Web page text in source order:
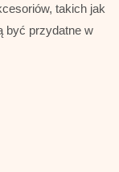
takich jak
być przydatne w